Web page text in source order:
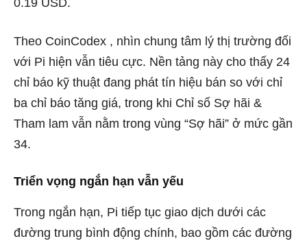
0.19 USD.
Theo CoinCodex , nhìn chung tâm lý thị trường đối
với Pi hiện vẫn tiêu cực. Nền tảng này cho thấy 24
chỉ báo kỹ thuật đang phát tín hiệu bán so với chỉ
ba chỉ báo tăng giá, trong khi Chỉ số Sợ hãi &
Tham lam vẫn nằm trong vùng “Sợ hãi” ở mức gần
34.
Triển vọng ngắn hạn vẫn yếu
Trong ngắn hạn, Pi tiếp tục giao dịch dưới các
đường trung bình động chính, bao gồm các đường